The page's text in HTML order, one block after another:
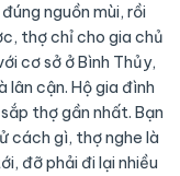
nguồn mùi, rồi
thợ chỉ cho gia chủ
cơ sở ở Bình Thủy,
lân cận. Hộ gia đình
thợ gần nhất. Bạn
cách gì, thợ nghe là
đỡ phải đi lại nhiều